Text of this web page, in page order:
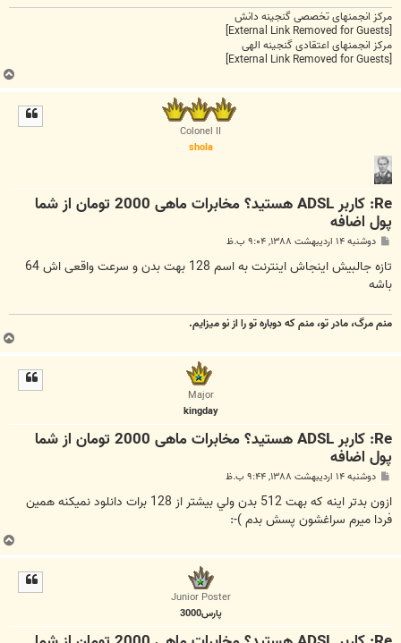
مرکز انجمنهای تخصصی گنجینه دانش
[External Link Removed for Guests]
مرکز انجمنهای اعتقادی گنجینه الهی
[External Link Removed for Guests]
Colonel II
shola
Re: کاربر ADSL هستید؟ مخابرات ماهی 2000 تومان از شما
پول اضافه
ت
دوشنبه ۱۴ اردیبهشت ۱۳۸۸, ۹:۰۴ ب.ظ
تازه جالبیش اینجاش اینترنت به اسم 128 بهت بدن و سرعت واقعی اش 64
باشه
منم مرگ، مادر تو، منم که دوباره تو را از نو میزایم.
Major
kingday
Re: کاربر ADSL هستید؟ مخابرات ماهی 2000 تومان از شما
پول اضافه
ت
دوشنبه ۱۴ اردیبهشت ۱۳۸۸, ۹:۴۴ ب.ظ
ازون بدتر اينه كه بهت 512 بدن ولي بيشتر از 128 برات دانلود نميكنه همين
فردا ميرم سراغشون پسش بدم )-:
Junior Poster
پارس3000